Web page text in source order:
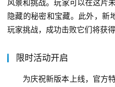
风景和挑战。玩家可以在这片
隐藏的秘密和宝藏。此外，新
玩家挑战，成功击败它们将获得
限时活动开启
为庆祝新版本上线，官方